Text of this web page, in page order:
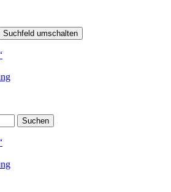
Suchfeld umschalten
Suchen